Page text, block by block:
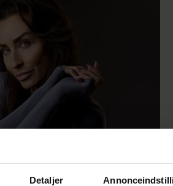
Detaljer
om depression: "Jeg var